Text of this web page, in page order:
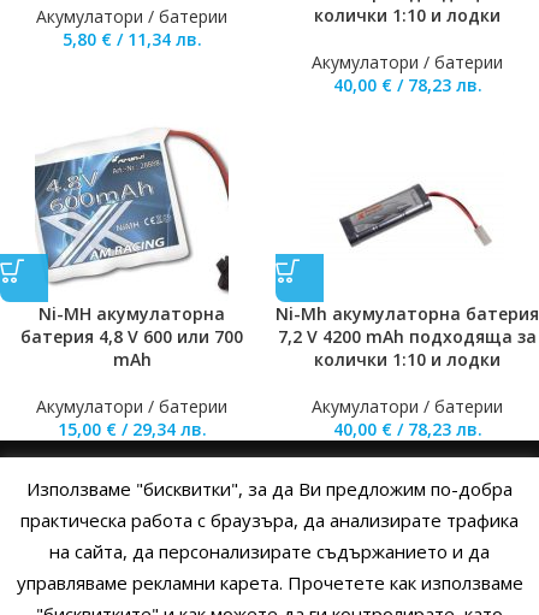
Акумулатори / батерии
5,80 € / 11,34 лв.
колички 1:10 и лодки
Акумулатори / батерии
40,00 € / 78,23 лв.
Ni-MH aкумулаторна
батерия 4,8 V 600 или 700
mAh
Акумулатори / батерии
15,00 € / 29,34 лв.
Ni-Mh акумулаторна батерия
7,2 V 4200 mAh подходяща за
колички 1:10 и лодки
Акумулатори / батерии
40,00 € / 78,23 лв.
ОБЩИ УСЛОВИЯ УСЛОВИЯ И ПРАВИЛА
ПОЛИТИКА НА БИСКВИТКИТЕПОЛИТИКА ЗА ПОВЕРИТЕЛНОСТ
Използваме "бисквитки", за да Ви предложим по-добра
практическа работа с браузъра, да анализирате трафика
на сайта, да персонализирате съдържанието и да
управляваме рекламни карета. Прочетете как използваме